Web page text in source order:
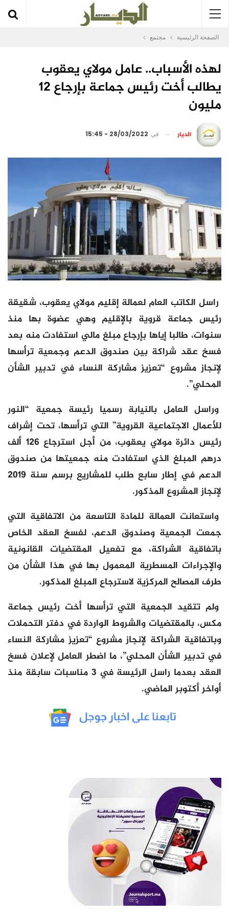
الصفحة الرئيسية مجتمع
لهذه الأسباب.. عامل مولاي يعقوب
يطالب أخت رئيس جماعة بإرجاع 12
مليون
الديار في 28/03/2022 - 15:45
راسل الكاتب العام لعمالة إقليم مولاي يعقوب، شقيقة
رئيس جماعة قروية بالإقليم وهي عضوة بها منذ
سنوات، طالبا إياها بإرجاع مبلغ مالي استفادت منه بعد
فسخ عقد شراكة بين صندوق الدعم وجمعية ترأسها
لإنجاز مشروع “تعزيز مشاركة النساء في تدبير الشأن
المحلي”.
وراسل العامل بالنيابة رسميا رئيسة جمعية “النور
للأعمال الاجتماعية القروية” التي ترأسها، تحت إشراف
رئيس دائرة مولاي يعقوب، من أجل استرجاع 126 ألف
درهم المبلغ الذي استفادت منه جمعيتها من صندوق
الدعم في إطار سابع طلب للمشاريع برسم سنة 2019
لإنجاز المشروع المذكور.
واستعانت العمالة للمادة التاسعة من الاتفاقية التي
جمعت الجمعية وصندوق الدعم، لفسخ العقد الخاص
باتفاقية الشراكة، مع تفعيل المقتضيات القانونية
والإجراءات المسطرية المعمول بها في هذا الشأن من
طرف المصالح المركزية لاسترجاع المبلغ المذكور.
ولم تتقيد الجمعية التي ترأسها أخت رئيس جماعة
مكس، بالمقتضيات والشروط الواردة في دفتر التحملات
وباتفاقية الشراكة لإنجاز مشروع “تعزيز مشاركة النساء
في تدبير الشأن المحلي”، ما اضطر العامل لإعلان فسخ
العقد بعدما راسل الرئيسة في 3 مناسبات سابقة منذ
أواخر أكتوبر الماضي.